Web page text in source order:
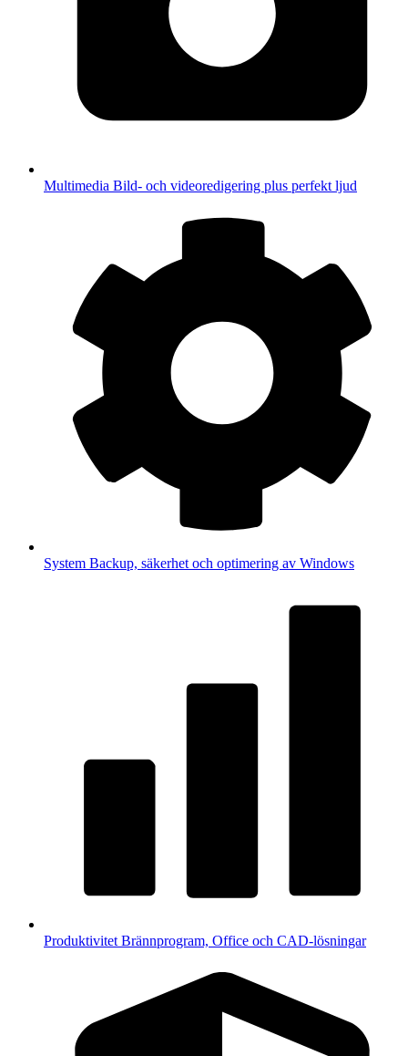
Multimedia Bild- och videoredigering plus perfekt ljud
System Backup, säkerhet och optimering av Windows
Produktivitet Brännprogram, Office och CAD-lösningar